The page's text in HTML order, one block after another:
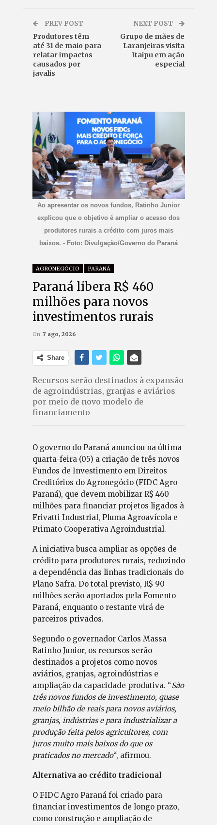
PREV POST
Produtores têm
até 31 de maio para
relatar impactos
causados por
javalis
NEXT POST
Grupo de mães de
Laranjeiras visita
Itaipu em ação
especial
Ao apresentar os novos fundos, Ratinho Junior
explicou que o objetivo é ampliar o acesso dos
produtores rurais a crédito com juros mais
baixos. - Foto: Divulgação/Governo do Paraná
AGRONEGÓCIO PARANÁ
Paraná libera R$ 460
milhões para novos
investimentos rurais
On 7 ago, 2026
Share
Recursos serão destinados à expansão
de agroindústrias, granjas e aviários
por meio de novo modelo de
financiamento
O governo do Paraná anunciou na última
quarta-feira (05) a criação de três novos
Fundos de Investimento em Direitos
Creditórios do Agronegócio (FIDC Agro
Paraná), que devem mobilizar R$ 460
milhões para financiar projetos ligados à
Frivatti Industrial, Pluma Agroavícola e
Primato Cooperativa Agroindustrial.
A iniciativa busca ampliar as opções de
crédito para produtores rurais, reduzindo
a dependência das linhas tradicionais do
Plano Safra. Do total previsto, R$ 90
milhões serão aportados pela Fomento
Paraná, enquanto o restante virá de
parceiros privados.
Segundo o governador Carlos Massa
Ratinho Junior, os recursos serão
destinados a projetos como novos
aviários, granjas, agroindústrias e
ampliação da capacidade produtiva. “São
três novos fundos de investimento, quase
meio bilhão de reais para novos aviários,
granjas, indústrias e para industrializar a
produção feita pelos agricultores, com
juros muito mais baixos do que os
praticados no mercado“, afirmou.
Alternativa ao crédito tradicional
O FIDC Agro Paraná foi criado para
financiar investimentos de longo prazo,
como construção e ampliação de